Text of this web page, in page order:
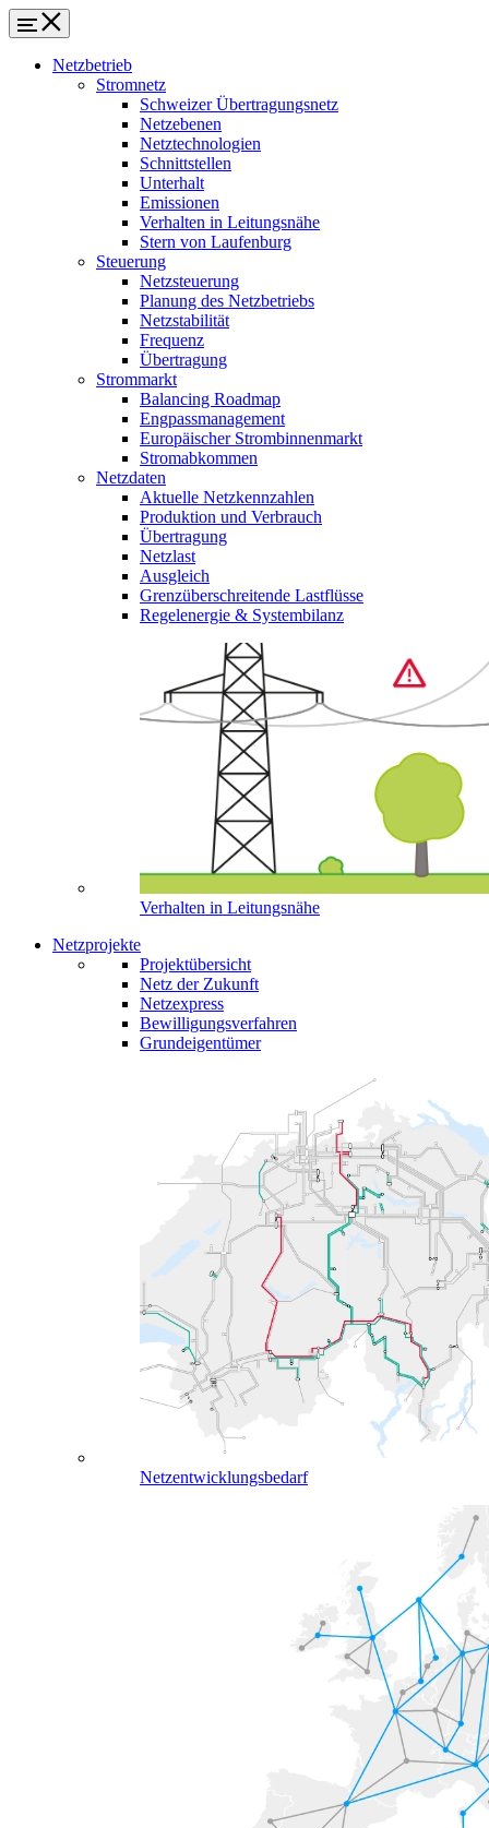
Netzbetrieb
Stromnetz
Schweizer Übertragungsnetz
Netzebenen
Netztechnologien
Schnittstellen
Unterhalt
Emissionen
Verhalten in Leitungsnähe
Stern von Laufenburg
Steuerung
Netzsteuerung
Planung des Netzbetriebs
Netzstabilität
Frequenz
Übertragung
Strommarkt
Balancing Roadmap
Engpassmanagement
Europäischer Strombinnenmarkt
Stromabkommen
Netzdaten
Aktuelle Netzkennzahlen
Produktion und Verbrauch
Übertragung
Netzlast
Ausgleich
Grenzüberschreitende Lastflüsse
Regelenergie & Systembilanz
Verhalten in Leitungsnähe
Netzprojekte
Projektübersicht
Netz der Zukunft
Netzexpress
Bewilligungsverfahren
Grundeigentümer
Netzentwicklungsbedarf